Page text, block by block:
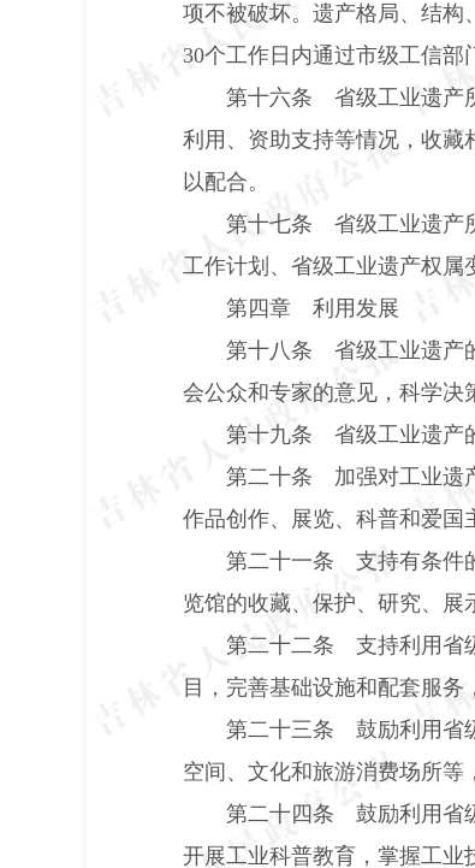
项不被破坏。遗产格局、结构
30个工作日内通过市级工信部
第十六条 省级工业遗产
利用、资助支持等情况，收藏
以配合。
第十七条 省级工业遗产
工作计划、省级工业遗产权属
第四章 利用发展
第十八条 省级工业遗产
会公众和专家的意见，科学决
第十九条 省级工业遗产
第二十条 加强对工业遗
作品创作、展览、科普和爱国
第二十一条 支持有条件
览馆的收藏、保护、研究、展
第二十二条 支持利用省
目，完善基础设施和配套服务
第二十三条 鼓励利用省
空间、文化和旅游消费场所等
第二十四条 鼓励利用省
开展工业科普教育，掌握工业